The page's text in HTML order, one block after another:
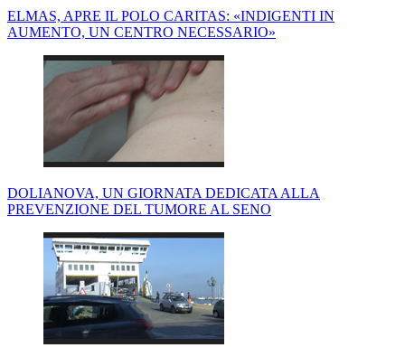
ELMAS, APRE IL POLO CARITAS: «INDIGENTI IN
AUMENTO, UN CENTRO NECESSARIO»
DOLIANOVA, UN GIORNATA DEDICATA ALLA
PREVENZIONE DEL TUMORE AL SENO